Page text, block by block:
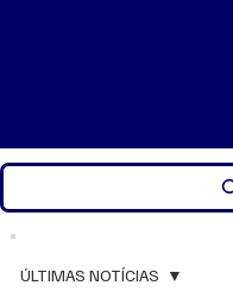
ÚLTIMAS NOTÍCIAS